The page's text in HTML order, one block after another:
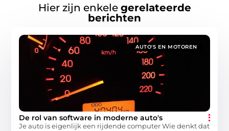
Hier zijn enkele gerelateerde
berichten
AUTO'S EN MOTOREN
De rol van software in moderne auto's
Je auto is eigenlijk een rijdende computer Wie denkt dat